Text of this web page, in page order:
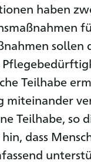
haben
sollen
Teilhabe
miteinander
Teilhabe, so
dass